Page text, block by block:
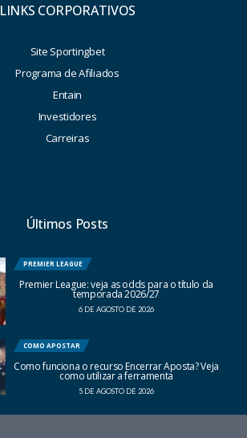
LINKS CORPORATIVOS
Site Sportingbet
Programa de Afiliados
Entain
Investidores
Carreiras
Últimos Posts
PREMIER LEAGUE
Premier League: veja as odds para o título da
temporada 2026/27
6 DE AGOSTO DE 2026
COMO APOSTAR
Como funciona o recurso Encerrar Aposta? Veja
como utilizar a ferramenta
5 DE AGOSTO DE 2026